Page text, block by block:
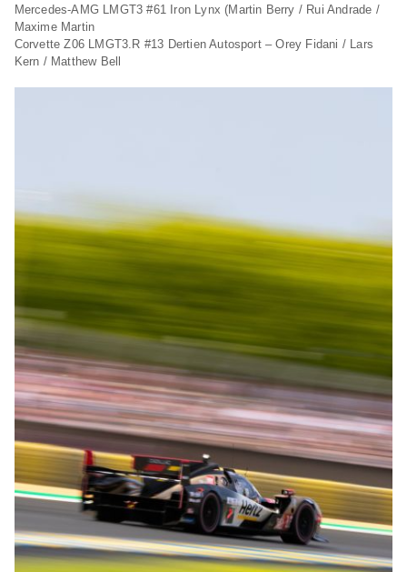
Mercedes-AMG LMGT3 #61 Iron Lynx (Martin Berry / Rui Andrade /
Maxime Martin
Corvette Z06 LMGT3.R #13 Dertien Autosport – Orey Fidani / Lars
Kern / Matthew Bell